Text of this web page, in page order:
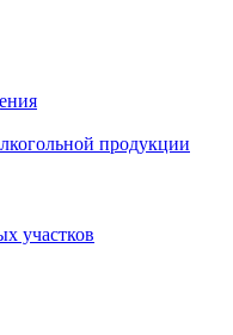
продукции
участков